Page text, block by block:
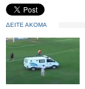
ΔΕΙΤΕ ΑΚΟΜΑ